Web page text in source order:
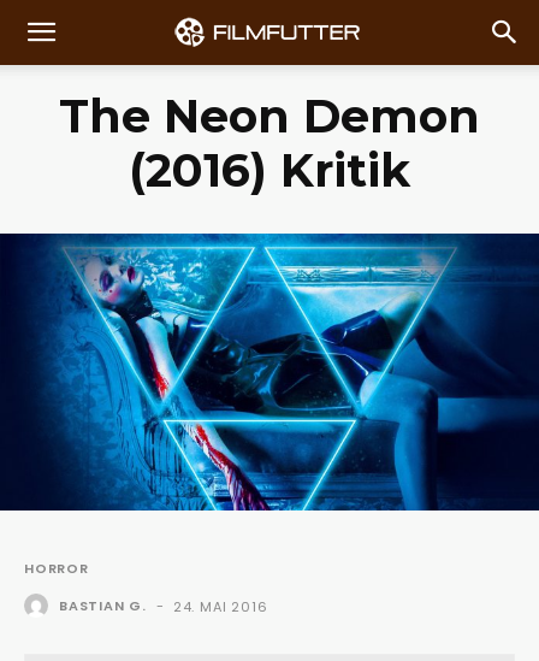
The Neon Demon
(2016) Kritik
HORROR
BASTIAN G. - 24. MAI 2016